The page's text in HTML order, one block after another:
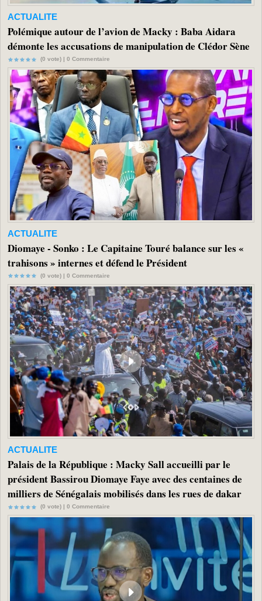
ACTUALITE
Polémique autour de l’avion de Macky : Baba Aidara
démonte les accusations de manipulation de Clédor Sène
(0 vote) | 0 Commentaire
ACTUALITE
Diomaye - Sonko : Le Capitaine Touré balance sur les «
trahisons » internes et défend le Président
(0 vote) | 0 Commentaire
ACTUALITE
Palais de la République : Macky Sall accueilli par le
président Bassirou Diomaye Faye avec des centaines de
milliers de Sénégalais mobilisés dans les rues de dakar
(0 vote) | 0 Commentaire